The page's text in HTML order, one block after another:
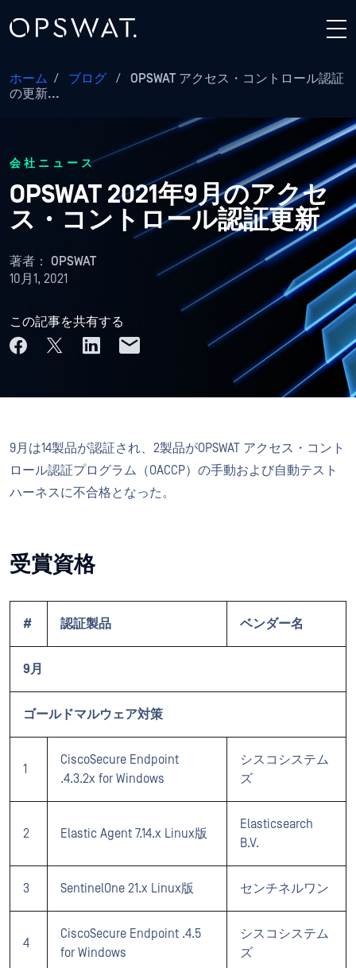
ホーム / ブログ /
OPSWAT アクセス・コントロール認証
の更新...
会社ニュース
OPSWAT 2021年9月のアクセ
ス・コントロール認証更新
著者： OPSWAT
10月1, 2021
この記事を共有する
9月は14製品が認証され、2製品がOPSWAT アクセス・コント
ロール認証プログラム（OACCP）の手動および自動テスト
ハーネスに不合格となった。
受賞資格
# 認証製品 ベンダー名
9月
ゴールドマルウェア対策
1
CiscoSecure Endpoint
.4.3.2x for Windows
シスコシステム
ズ
2 Elastic Agent 7.14.x Linux版
Elasticsearch
B.V.
3 SentinelOne 21.x Linux版 センチネルワン
4
CiscoSecure Endpoint .4.5
for Windows
シスコシステム
ズ